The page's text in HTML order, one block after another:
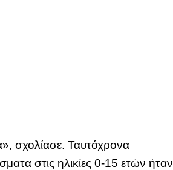
σχολίασε. Ταυτόχρονα
στις ηλικίες 0-15 ετών ήταν